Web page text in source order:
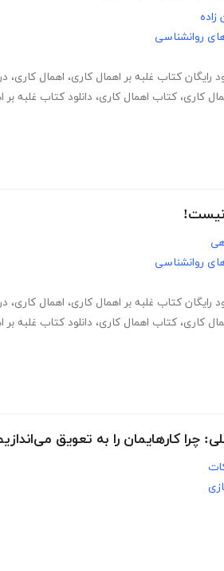
روانشناسی
رایگان کتاب غلبه بر اهمال کاری، اهمال کاری،
کاری، کتاب اهمال کاری، دانلود کتاب غلبه بر
نیست!
روانشناسی
رایگان کتاب غلبه بر اهمال کاری، اهمال کاری،
کاری، کتاب اهمال کاری، دانلود کتاب غلبه بر